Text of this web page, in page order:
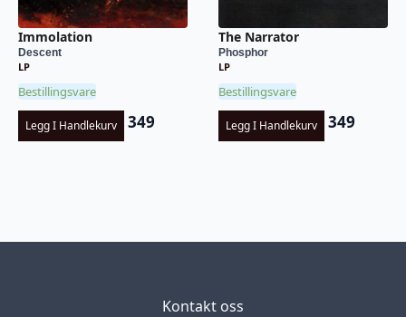
Immolation
Descent
LP
Bestillingsvare
Legg I Handlekurv 349
The Narrator
Phosphor
LP
Bestillingsvare
Legg I Handlekurv 349
Kontakt oss